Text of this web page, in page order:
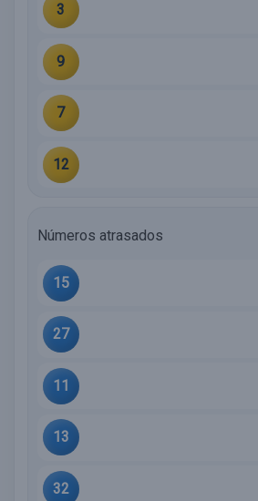
3
9
7
12
Números atrasados
15
27
11
13
32